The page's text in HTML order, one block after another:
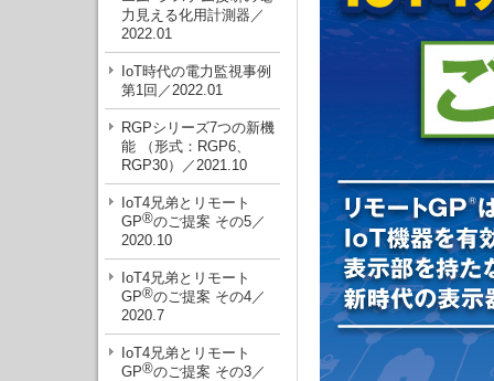
力見える化用計測器／
2022.01
IoT時代の電力監視事例
第1回／2022.01
RGPシリーズ7つの新機
能 （形式：RGP6、
RGP30）／2021.10
IoT4兄弟とリモート
GP®のご提案 その5／
2020.10
IoT4兄弟とリモート
GP®のご提案 その4／
2020.7
IoT4兄弟とリモート
GP®のご提案 その3／